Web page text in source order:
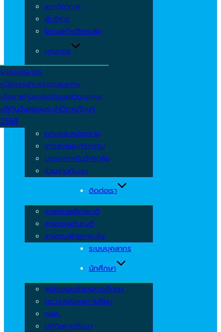
สภาวิชาการ
ผู้บริหาร
โครงสร้างวิทยาลัย
บุคลากร
ระบบบุคลากร
คู่มือจรรยาบรรณบุคลากร
นโยบายคุ้มครองข้อมูลส่วนบุคคล
ปฏิทินวันหยุดประจำปีการศึกษา
2568
คณะและหน่วยงาน
ข่าวสารและกิจกรรม
บรรยากาศในวิทยาลัย
ร่วมงานกับเรา
ติดต่อเรา
สายตรงอธิการบดี
สายตรงคณะบดี
สายตรงฝ่ายการเงิน
ระบบบุคลากร
นักศึกษา
สมัครสอบชิงทุนการศึกษา
ตรวจสอบผลการเรียน
กยศ.
ปฏิทินการศึกษา